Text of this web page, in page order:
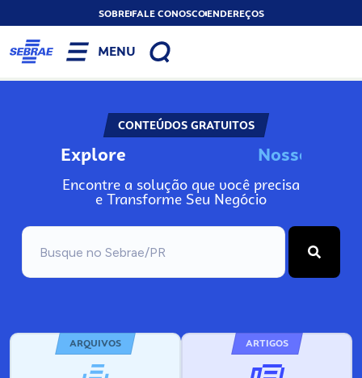
SOBREFALE CONOSCOENDEREÇOS
MENU
CONTEÚDOS GRATUITOS
Explore Nosso
Encontre a solução que você precisa
e Transforme Seu Negócio
ARQUIVOS ARTIGOS